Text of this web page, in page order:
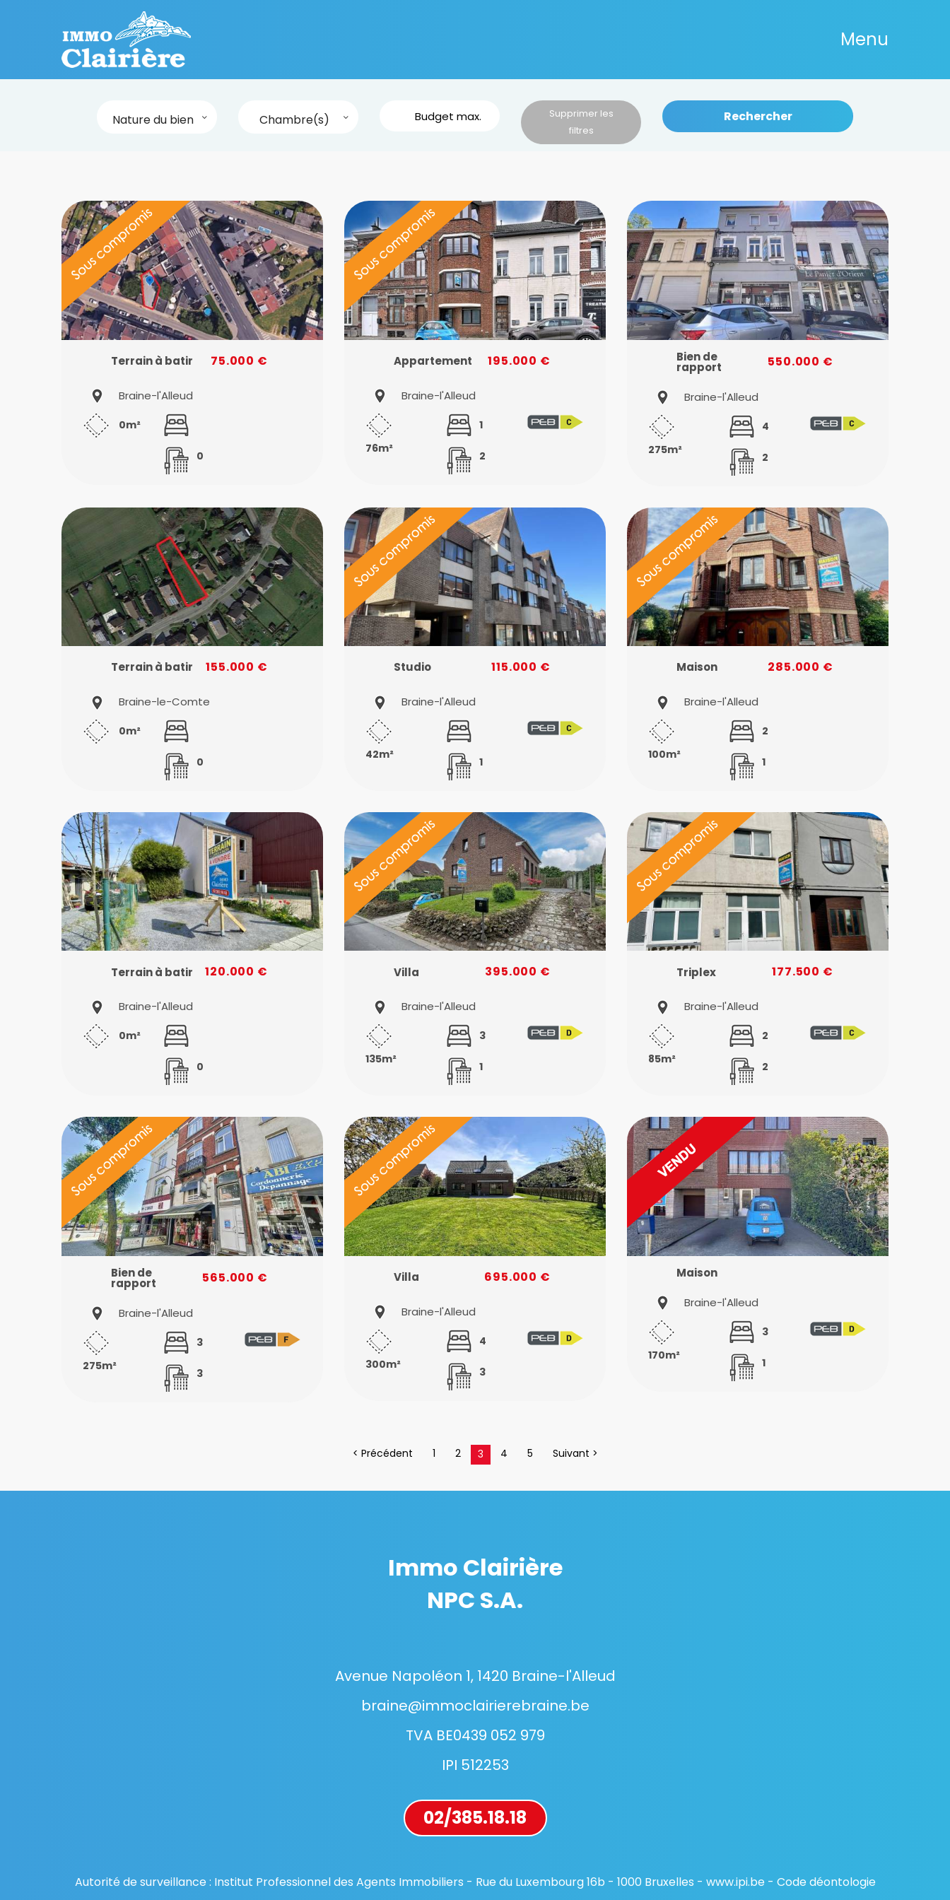
Menu
Nature du bien Chambre(s)
Supprimer les
filtres
Rechercher
Terrain à batir 75.000 €
Braine-l'Alleud
0m²
0
Appartement 195.000 €
Braine-l'Alleud
76m²
1
2
Bien de
rapport 550.000 €
Braine-l'Alleud
275m²
4
2
Terrain à batir 155.000 €
Braine-le-Comte
0m²
0
Studio 115.000 €
Braine-l'Alleud
42m²
1
Maison 285.000 €
Braine-l'Alleud
100m²
2
1
Terrain à batir 120.000 €
Braine-l'Alleud
0m²
0
Villa 395.000 €
Braine-l'Alleud
135m²
3
1
Triplex 177.500 €
Braine-l'Alleud
85m²
2
2
Bien de
rapport 565.000 €
Braine-l'Alleud
275m²
3
3
Villa 695.000 €
Braine-l'Alleud
300m²
4
3
Maison
Braine-l'Alleud
170m²
3
1
< Précédent 1 2 3 4 5 Suivant >
Immo Clairière
NPC S.A.
Avenue Napoléon 1, 1420 Braine-l'Alleud
braine@immoclairierebraine.be
TVA BE0439 052 979
IPI 512253
02/385.18.18
Autorité de surveillance : Institut Professionnel des Agents Immobiliers - Rue du Luxembourg 16b - 1000 Bruxelles - www.ipi.be - Code déontologie